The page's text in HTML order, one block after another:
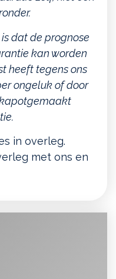
dat de prognose
kan worden
heeft tegens ons
ongeluk of door
in overleg.
met ons en